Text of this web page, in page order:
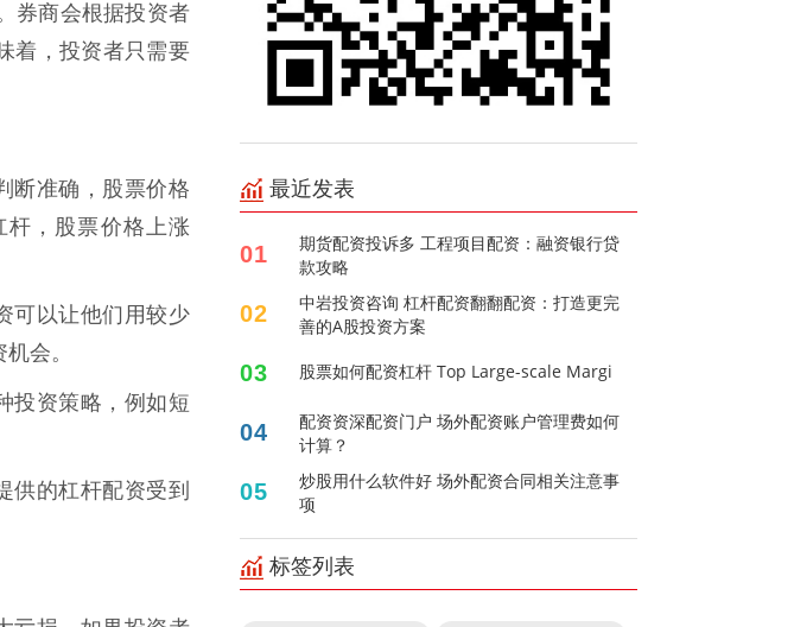
券商会根据投资者
着，投资者只需要
断准确，股票价格
杆，股票价格上涨
可以让他们用较少
会。
投资策略，例如短
供的杠杆配资受到
最近发表
01
期货配资投诉多 工程项目配资：融资银行贷
款攻略
02
中岩投资咨询 杠杆配资翻翻配资：打造更完
善的A股投资方案
03 股票如何配资杠杆 Top Large-scale Margi
04
配资资深配资门户 场外配资账户管理费如何
计算？
05
炒股用什么软件好 场外配资合同相关注意事
项
标签列表